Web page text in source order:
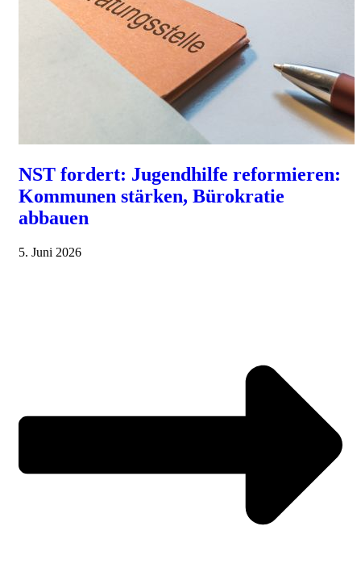
NST fordert: Jugendhilfe reformieren:
Kommunen stärken, Bürokratie
abbauen
5. Juni 2026